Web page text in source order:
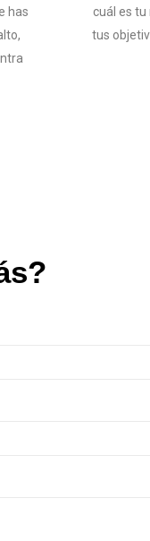
has
cuál es tu
tus